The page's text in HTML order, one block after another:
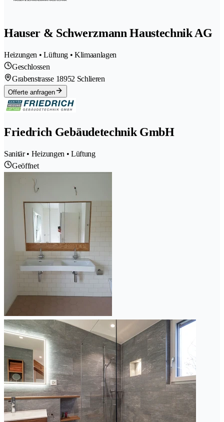
Hauser & Schwerzmann Haustechnik AG
Heizungen • Lüftung • Klimaanlagen
Geschlossen
Grabenstrasse 18952 Schlieren
Offerte anfragen
Friedrich Gebäudetechnik GmbH
Sanitär • Heizungen • Lüftung
Geöffnet